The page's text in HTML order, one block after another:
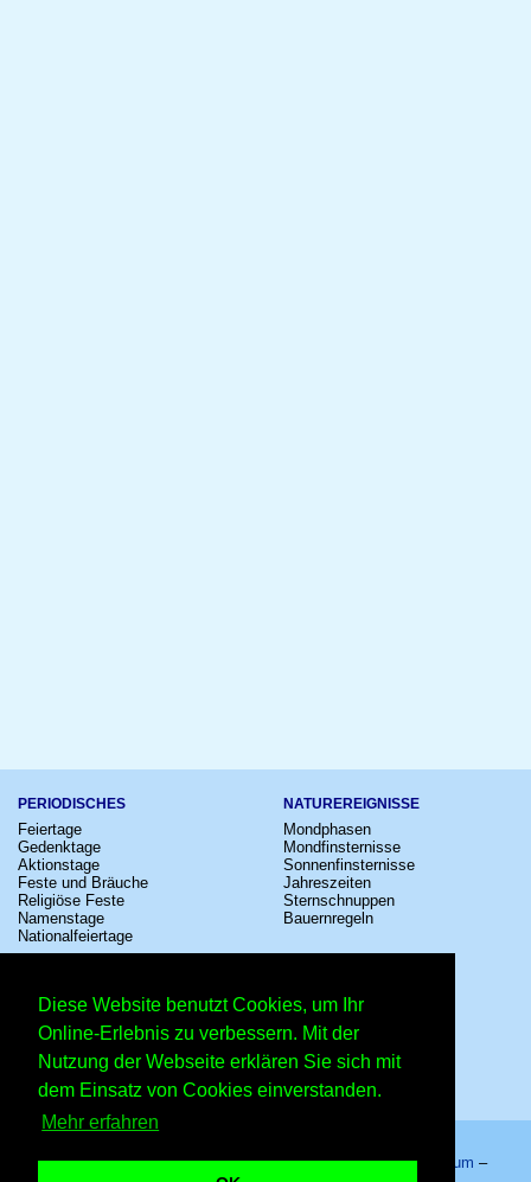
Diese Website benutzt Cookies, um Ihr
Online-Erlebnis zu verbessern. Mit der
Nutzung der Webseite erklären Sie sich mit
dem Einsatz von Cookies einverstanden.
Mehr erfahren
PERIODISCHES
Feiertage
Gedenktage
Aktionstage
Feste und Bräuche
Religiöse Feste
Namenstage
Nationalfeiertage
NATUREREIGNISSE
Mondphasen
Mondfinsternisse
Sonnenfinsternisse
Jahreszeiten
Sternschnuppen
Bauernregeln
Konzerte
Kinostarts
Festivals
Fußball
Comedy
Shows
Zeitumstellung
Sternzeichen
Schalttage
Messen
Erinnerungen
Volksfeste
Startseite–Kalender–Lexikon–App–Sitemap–Impressum –